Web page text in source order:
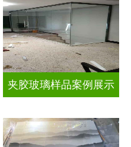
夹胶玻璃样品案例展示